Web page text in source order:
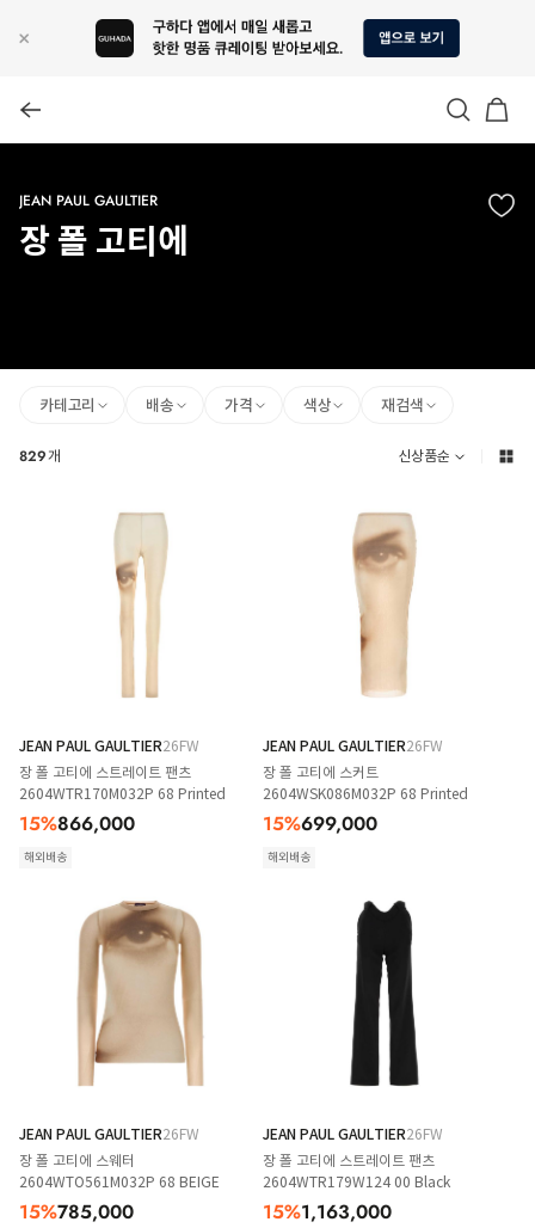
JEAN PAUL GAULTIER
장 폴 고티에
카테고리 배송 가격 색상 재검색
829개 신상품순
JEAN PAUL GAULTIER26FW
장 폴 고티에 스트레이트 팬츠
2604WTR170M032P 68 Printed
15%866,000
해외배송
JEAN PAUL GAULTIER26FW
장 폴 고티에 스커트
2604WSK086M032P 68 Printed
15%699,000
해외배송
JEAN PAUL GAULTIER26FW
장 폴 고티에 스웨터
2604WTO561M032P 68 BEIGE
15%785,000
JEAN PAUL GAULTIER26FW
장 폴 고티에 스트레이트 팬츠
2604WTR179W124 00 Black
15%1,163,000